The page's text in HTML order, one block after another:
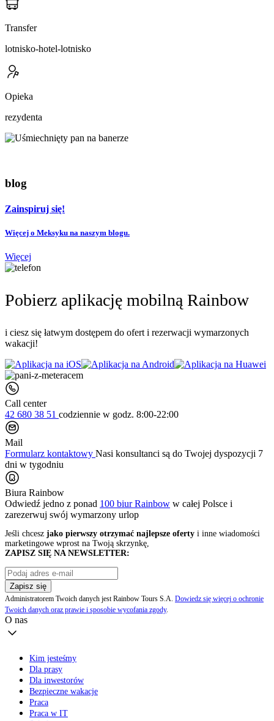
Transfer
lotnisko-hotel-lotnisko
Opieka
rezydenta
blog
Zainspiruj się!
Więcej o Meksyku na naszym blogu.
Więcej
Pobierz aplikację mobilną Rainbow
i ciesz się łatwym dostępem do ofert i rezerwacji wymarzonych
wakacji!
Call center
42 680 38 51 codziennie w godz. 8:00-22:00
Mail
Formularz kontaktowy Nasi konsultanci są do Twojej dyspozycji 7
dni w tygodniu
Biura Rainbow
Odwiedź jedno z ponad 100 biur Rainbow w całej Polsce i
zarezerwuj swój wymarzony urlop
Jeśli chcesz jako pierwszy otrzymać najlepsze oferty i inne wiadomości
marketingowe wprost na Twoją skrzynkę,
ZAPISZ SIĘ NA NEWSLETTER:
Zapisz się
Administratorem Twoich danych jest Rainbow Tours S.A. Dowiedz się więcej o ochronie
Twoich danych oraz prawie i sposobie wycofania zgody.
O nas
Kim jesteśmy
Dla prasy
Dla inwestorów
Bezpieczne wakacje
Praca
Praca w IT